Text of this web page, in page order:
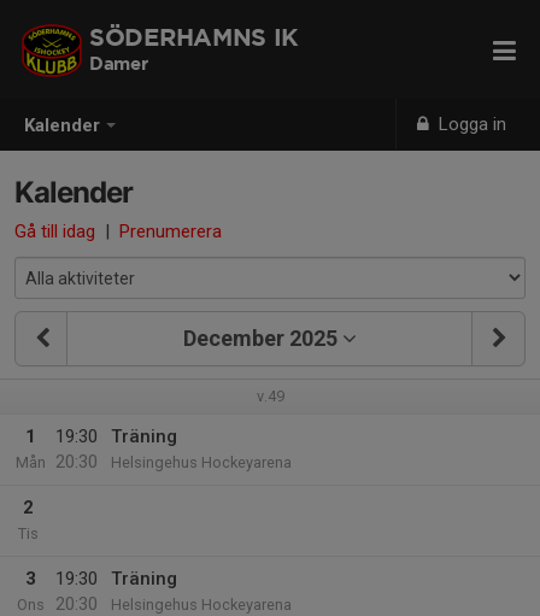
Kalender Logga in
SÖDERHAMNS IK
Damer
Kalender
Gå till idag | Prenumerera
December 2025
v.49
1
Mån
19:30
20:30
Träning
Helsingehus Hockeyarena
2
Tis
3
Ons
19:30
20:30
Träning
Helsingehus Hockeyarena